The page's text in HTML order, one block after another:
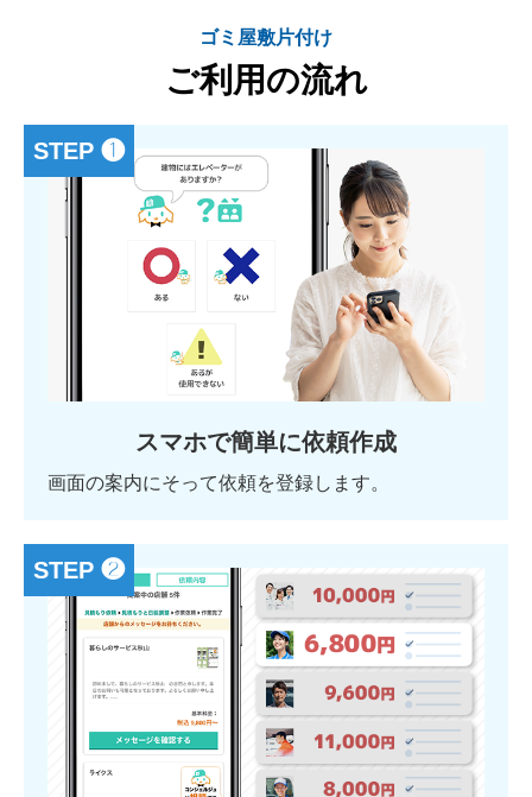
ゴミ屋敷片付け
ご利用の流れ
STEP ❶
スマホで簡単に依頼作成
画面の案内にそって依頼を登録します。
STEP ❷